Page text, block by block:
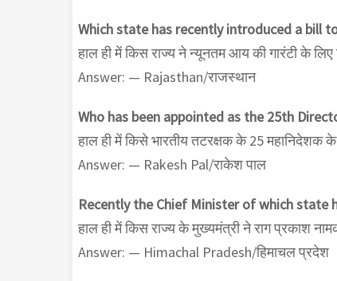
Which state has recently introduced a bill
हाल ही में किस राज्य ने न्यूनतम आय की गारंटी के
Answer: — Rajasthan/राजस्थान
Who has been appointed as the 25th
हाल ही में किसे भारतीय तटरक्षक के 25 महानिदेशक
Answer: — Rakesh Pal/राकेश पाल
Recently the Chief Minister of which state
हाल ही में किस राज्य के मुख्यमंत्री ने राग प्रकाश
Answer: — Himachal Pradesh/हिमाचल प्रदेश